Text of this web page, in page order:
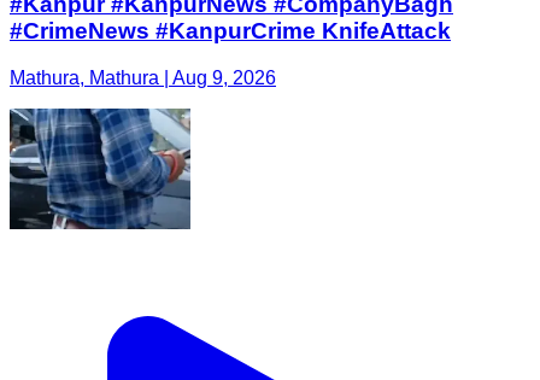
#CrimeNews #KanpurCrime KnifeAttack
Mathura, Mathura | Aug 9, 2026